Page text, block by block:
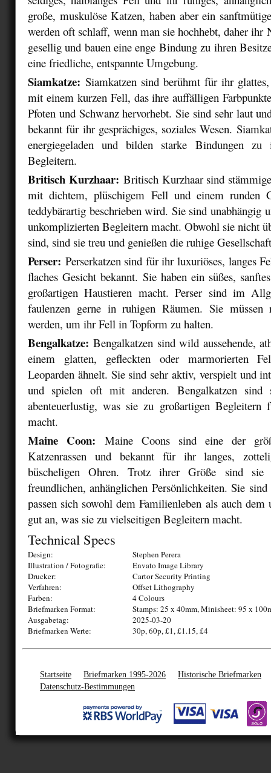
große, muskulöse Katzen, haben aber ein
werden oft schlaff, wenn man sie hochhebt, daher ihr
gesellig und bauen eine enge Bindung zu ihren
eine friedliche, entspannte Umgebung.
Siamkatze: Siamkatzen sind berühmt für ihr glattes,
mit einem kurzen Fell, das ihre auffälligen
Pfoten und Schwanz hervorhebt. Sie sind sehr laut
bekannt für ihr gesprächiges, soziales Wesen.
energiegeladen und bilden starke Bindungen zu
Begleitern.
Britisch Kurzhaar: Britisch Kurzhaar sind
mit dichtem, plüschigem Fell und einem runden
teddybärartig beschrieben wird. Sie sind unabhängig
unkomplizierten Begleitern macht. Obwohl sie nicht
sind, sind sie treu und genießen die ruhige
Perser: Perserkatzen sind für ihr luxuriöses, langes
flaches Gesicht bekannt. Sie haben ein süßes,
großartigen Haustieren macht. Perser sind im
faulenzen gerne in ruhigen Räumen. Sie müssen
werden, um ihr Fell in Topform zu halten.
Bengalkatze: Bengalkatzen sind wild aussehende,
einem glatten, gefleckten oder marmorierten
Leoparden ähnelt. Sie sind sehr aktiv, verspielt und
und spielen oft mit anderen. Bengalkatzen sind
abenteuerlustig, was sie zu großartigen Begleitern
macht.
Maine Coon: Maine Coons sind eine der
Katzenrassen und bekannt für ihr langes,
büscheligen Ohren. Trotz ihrer Größe sind sie
freundlichen, anhänglichen Persönlichkeiten. Sie
passen sich sowohl dem Familienleben als auch dem
gut an, was sie zu vielseitigen Begleitern macht.
Technical Specs
Design:
Stephen Perera
Illustration / Fotografie:
Envato Image Library
Drucker:
Cartor Security Printing
Verfahren:
Offset Lithography
Farben:
4 Colours
Briefmarken Format:
Stamps: 25 x 40mm, Minisheet: 95 x
Ausgabetag:
2025-03-20
Briefmarken Werte:
30p, 60p, £1, £1.15, £4
Startseite Briefmarken 1995-2026
Historische Briefmarken
Datenschutz-Bestimmungen